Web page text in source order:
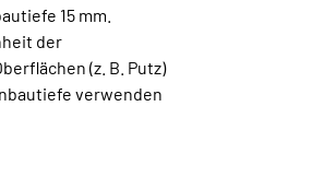
15 mm.
der
(z. B. Putz)
verwenden